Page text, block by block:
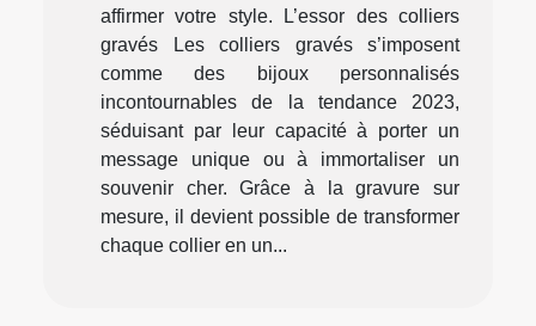
affirmer votre style. L’essor des colliers
gravés Les colliers gravés s’imposent
comme des bijoux personnalisés
incontournables de la tendance 2023,
séduisant par leur capacité à porter un
message unique ou à immortaliser un
souvenir cher. Grâce à la gravure sur
mesure, il devient possible de transformer
chaque collier en un...